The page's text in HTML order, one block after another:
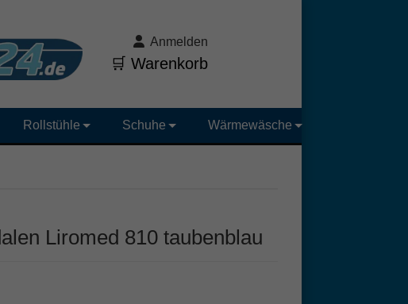
Anmelden
🛒 Warenkorb
Rollstühle Schuhe Wärmewäsche
Liromed 810 taubenblau